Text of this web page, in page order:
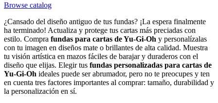
Browse catalog
¿Cansado del diseño antiguo de tus fundas? ¡La espera finalmente
ha terminado! Actualiza y protege tus cartas más preciadas con
estilo. Compra fundas para cartas de Yu-Gi-Oh y personalízalas
con tu imagen en diseños mate o brillantes de alta calidad. Muestra
tu visión artística en mazos fáciles de barajar y duraderos con el
diseño que elijas. Elegir tus fundas personalizadas para cartas de
Yu-Gi-Oh ideales puede ser abrumador, pero no te preocupes y ten
en cuenta tres factores importantes al comprar: tamaño, durabilidad y
la personalización en sí.